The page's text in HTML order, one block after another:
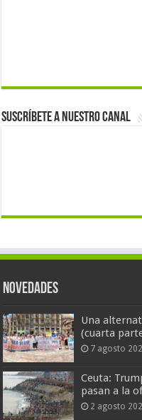
Suscríbete a nuestro canal
Novedades
Una
(cuarta
7 agosto
Ceuta:
pasan a la
2 agosto